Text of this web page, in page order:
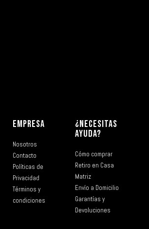
EMPRESA
Nosotros
Contacto
Políticas de
Privacidad
Términos y
condiciones
¿NECESITAS
AYUDA?
Cómo comprar
Retiro en Casa
Matriz
Envío a Domicilio
Garantías y
Devoluciones